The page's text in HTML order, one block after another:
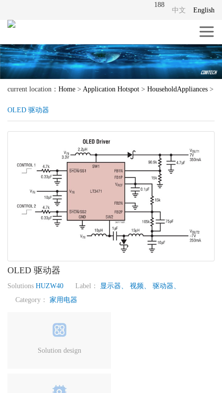
English
中文
188
current location： Home > Application Hotspot > HouseholdAppliances >
OLED 驱动器
OLED 驱动器
Solutions HUZW40 Label： 显示器、 视频、
驱动器、
Category： 家用电器
Solution design